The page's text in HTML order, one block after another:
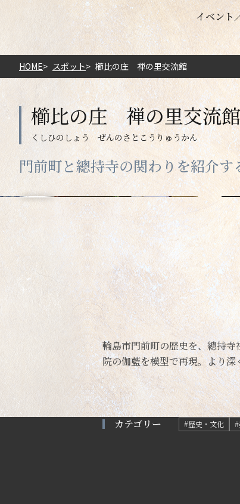
イベント
HOME スポット 櫛比の庄 禅の里交流館
櫛比の庄 禅の里交流館
門前町と總持寺の関わりを紹介す
輪島市門前町の歴史を、總持
院の伽藍を模型で再現。より
カテゴリー #歴史・文化